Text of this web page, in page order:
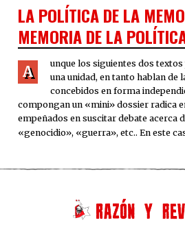
LA POLÍTICA DE LA
MEMORIA DE LA
A
unque los siguientes dos
una unidad, en tanto hablan
concebidos en forma
compongan un «mini» dossier radica
empeñados en suscitar debate acerca
«genocidio», «guerra», etc.. En este